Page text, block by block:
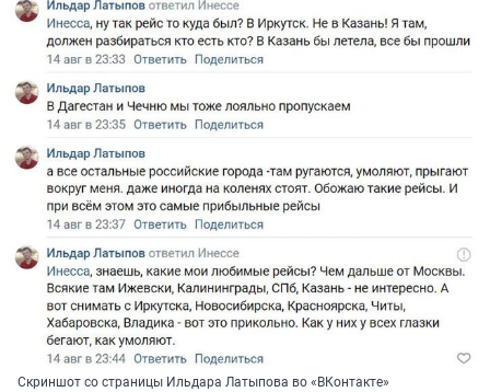
Скриншот со страницы Ильдара Латыпова во «ВКонтакте»